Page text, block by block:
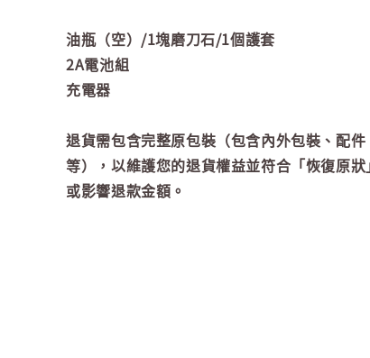
油瓶（空）/1塊磨刀石/1個護套
2A電池組
充電器
退貨需包含完整原包裝（包含內外包裝、配
等），以維護您的退貨權益並符合「恢復原
或影響退款金額。